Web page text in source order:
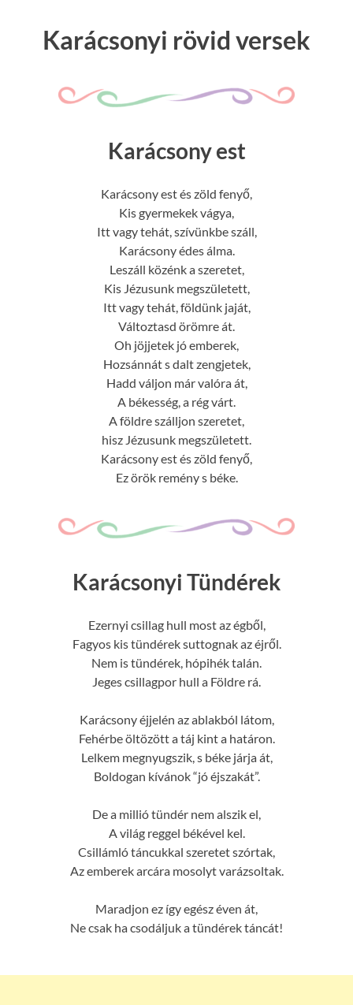
Karácsonyi rövid versek
Karácsony est
Karácsony est és zöld fenyő,
Kis gyermekek vágya,
Itt vagy tehát, szívünkbe száll,
Karácsony édes álma.
Leszáll közénk a szeretet,
Kis Jézusunk megszületett,
Itt vagy tehát, földünk jaját,
Változtasd örömre át.
Oh jöjjetek jó emberek,
Hozsánnát s dalt zengjetek,
Hadd váljon már valóra át,
A békesség, a rég várt.
A földre szálljon szeretet,
hisz Jézusunk megszületett.
Karácsony est és zöld fenyő,
Ez örök remény s béke.
Karácsonyi Tündérek
Ezernyi csillag hull most az égből,
Fagyos kis tündérek suttognak az éjről.
Nem is tündérek, hópihék talán.
Jeges csillagpor hull a Földre rá.
Karácsony éjjelén az ablakból látom,
Fehérbe öltözött a táj kint a határon.
Lelkem megnyugszik, s béke járja át,
Boldogan kívánok “jó éjszakát”.
De a millió tündér nem alszik el,
A világ reggel békével kel.
Csillámló táncukkal szeretet szórtak,
Az emberek arcára mosolyt varázsoltak.
Maradjon ez így egész éven át,
Ne csak ha csodáljuk a tündérek táncát!